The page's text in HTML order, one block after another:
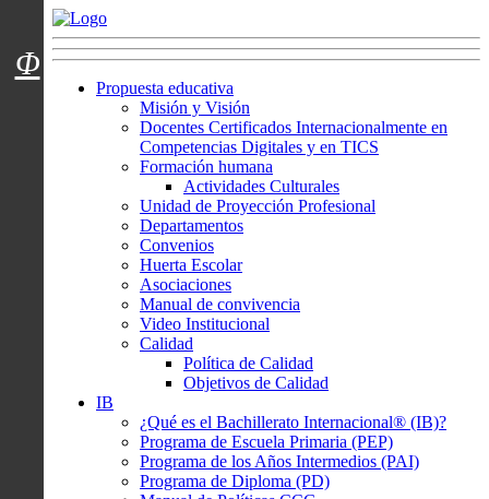
Menú usuarios
Propuesta educativa
Misión y Visión
Docentes Certificados Internacionalmente en
Competencias Digitales y en TICS
Formación humana
Actividades Culturales
Unidad de Proyección Profesional
Departamentos
Convenios
Huerta Escolar
Asociaciones
Manual de convivencia
Video Institucional
Calidad
Política de Calidad
Objetivos de Calidad
IB
¿Qué es el Bachillerato Internacional® (IB)?
Programa de Escuela Primaria (PEP)
Programa de los Años Intermedios (PAI)
Programa de Diploma (PD)
Φ